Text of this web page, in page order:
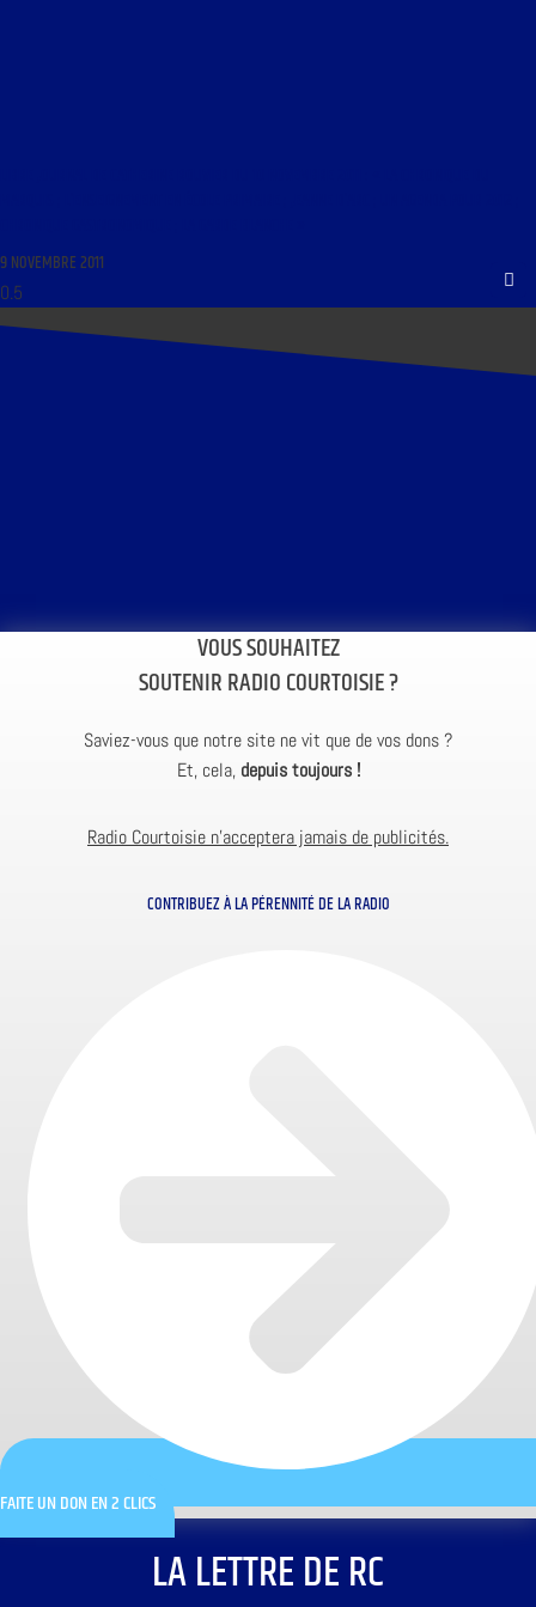
9 NOVEMBRE 2011
VOUS SOUHAITEZ
SOUTENIR RADIO COURTOISIE ?
Saviez-vous que notre site ne vit que de vos dons ?
Et, cela, depuis toujours !
Radio Courtoisie n’acceptera jamais de publicités.
CONTRIBUEZ À LA PÉRENNITÉ DE LA RADIO
FAITE UN DON EN 2 CLICS
LA LETTRE DE RC